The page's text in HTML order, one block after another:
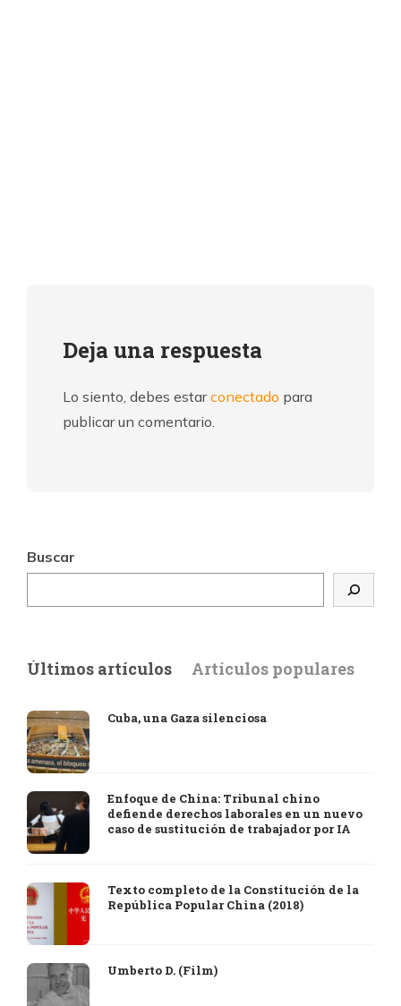
Deja una respuesta
Lo siento, debes estarconectado para
publicar un comentario.
Buscar
Últimos artículos Artículos populares
Cuba, una Gaza silenciosa
Enfoque de China: Tribunal chino
defiende derechos laborales en un nuevo
caso de sustitución de trabajador por IA
Texto completo de la Constitución de la
República Popular China (2018)
Umberto D. (Film)